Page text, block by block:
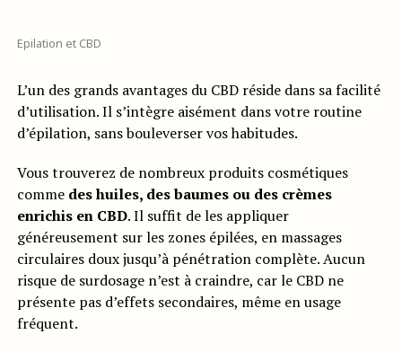
Epilation et CBD
L’un des grands avantages du CBD réside dans sa facilité
d’utilisation. Il s’intègre aisément dans votre routine
d’épilation, sans bouleverser vos habitudes.
Vous trouverez de nombreux produits cosmétiques
comme des huiles, des baumes ou des crèmes
enrichis en CBD. Il suffit de les appliquer
généreusement sur les zones épilées, en massages
circulaires doux jusqu’à pénétration complète. Aucun
risque de surdosage n’est à craindre, car le CBD ne
présente pas d’effets secondaires, même en usage
fréquent.